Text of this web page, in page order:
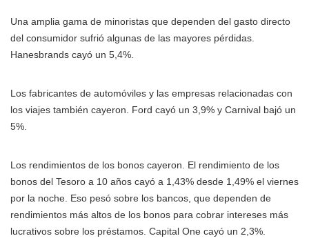
Una amplia gama de minoristas que dependen del gasto directo
del consumidor sufrió algunas de las mayores pérdidas.
Hanesbrands cayó un 5,4%.
Los fabricantes de automóviles y las empresas relacionadas con
los viajes también cayeron. Ford cayó un 3,9% y Carnival bajó un
5%.
Los rendimientos de los bonos cayeron. El rendimiento de los
bonos del Tesoro a 10 años cayó a 1,43% desde 1,49% el viernes
por la noche. Eso pesó sobre los bancos, que dependen de
rendimientos más altos de los bonos para cobrar intereses más
lucrativos sobre los préstamos. Capital One cayó un 2,3%.